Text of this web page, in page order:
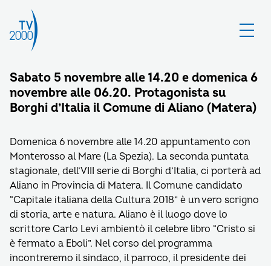
Sabato 5 novembre alle 14.20 e domenica 6
novembre alle 06.20. Protagonista su
Borghi d’Italia il Comune di Aliano (Matera)
Domenica 6 novembre alle 14.20 appuntamento con
Monterosso al Mare (La Spezia). La seconda puntata
stagionale, dell’VIII serie di Borghi d’Italia, ci porterà ad
Aliano in Provincia di Matera. Il Comune candidato
“Capitale italiana della Cultura 2018” è un vero scrigno
di storia, arte e natura. Aliano è il luogo dove lo
scrittore Carlo Levi ambientò il celebre libro “Cristo si
è fermato a Eboli”. Nel corso del programma
incontreremo il sindaco, il parroco, il presidente dei